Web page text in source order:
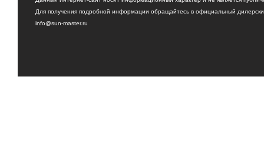
Для получения подробной информации обращайтесь в официальный
info@sun-master.ru